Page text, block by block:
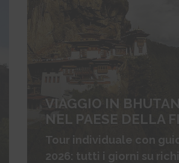
VIAGGIO IN BHUTAN
NEL PAESE DELLA
Tour individuale con
2026: tutti i giorni su